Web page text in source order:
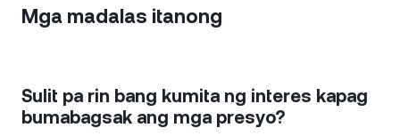
Mga madalas itanong
Sulit pa rin bang kumita ng interes kapag
bumabagsak ang mga presyo?